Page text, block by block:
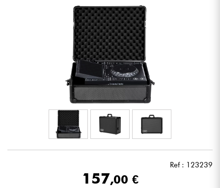
Klaviere & Piano
Synths & samplers
Ref : 123239
157,00 €